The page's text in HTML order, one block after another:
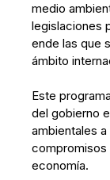
medio
legislaciones
ende las que
ámbito
Este
del gobierno
ambientales
compromisos
economía.